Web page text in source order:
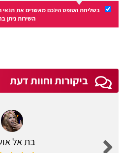
בשליחת הטופס הינכם מאשרים אתתנאי
השירות ניתן
ביקורות וחוות דעת
בת אל